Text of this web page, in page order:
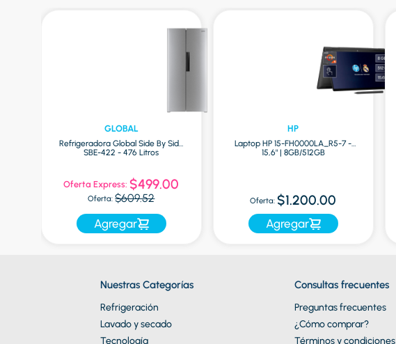
GLOBAL
Refrigeradora Global Side By Side
SBE-422 - 476 Litros
Oferta Express: $499.00
Oferta: $609.52
Agregar
HP
Laptop HP 15-FH0000LA_R5-7 -
15,6" | 8GB/512GB
Oferta: $1.200.00
Agregar
Nuestras Categorías
Refrigeración
Lavado y secado
Tecnología
Consultas frecuentes
Preguntas frecuentes
¿Cómo comprar?
Términos y condiciones